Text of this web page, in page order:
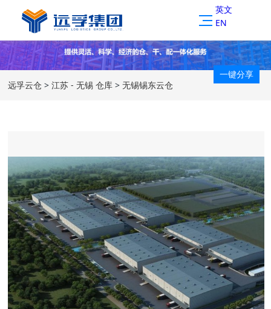
英文
EN
远孚云仓 >江苏 - 无锡 仓库>无锡锡东云仓
一键分享